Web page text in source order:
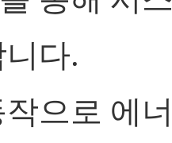
다.
으로 에